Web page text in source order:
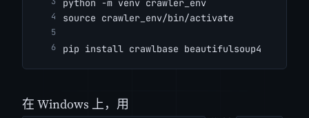
python -m venv crawler_env
source crawler_env/bin/activate
pip install crawlbase beautifulsoup4
在 Windows 上，用